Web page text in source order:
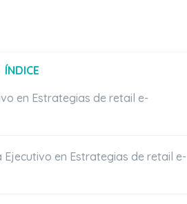
ÍNDICE
en Estrategias de retail e-
en Estrategias de retail e-